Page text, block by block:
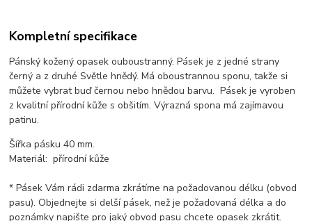
Kompletní specifikace
Pánský kožený opasek ouboustranný. Pásek je z jedné strany
černý a z druhé Světle hnědý. Má oboustrannou sponu, takže si
můžete vybrat buď černou nebo hnědou barvu. Pásek je vyroben
z kvalitní přírodní kůže s obšitím. Výrazná spona má zajímavou
patinu.
Šířka pásku 40 mm.
Materiál: přírodní kůže
* Pásek Vám rádi zdarma zkrátíme na požadovanou délku (obvod
pasu). Objednejte si delší pásek, než je požadovaná délka a do
poznámky napište pro jaký obvod pasu chcete opasek zkrátit.